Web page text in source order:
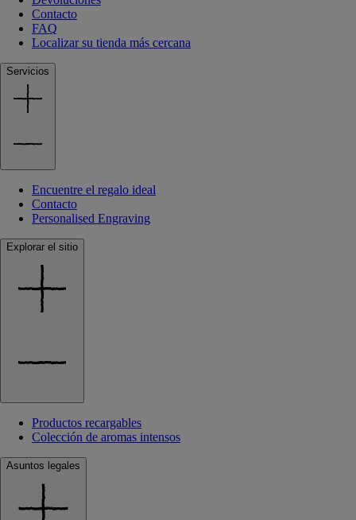
Contacto
FAQ
Localizar su tienda más cercana
Servicios
Encuentre el regalo ideal
Contacto
Personalised Engraving
Explorar el sitio
Productos recargables
Colección de aromas intensos
Asuntos legales